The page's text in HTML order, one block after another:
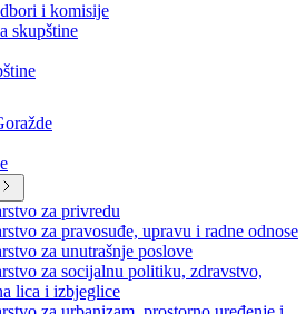
naroda
i komisije
skupštine
za privredu
za pravosuđe, upravu i radne odnose